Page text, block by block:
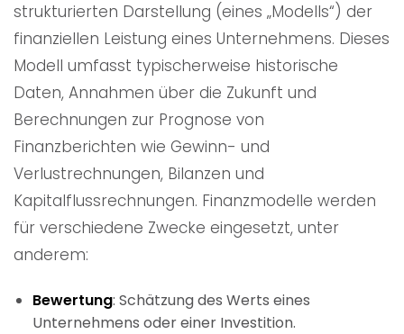
strukturierten Darstellung (eines „Modells“) der
finanziellen Leistung eines Unternehmens. Dieses
Modell umfasst typischerweise historische
Daten, Annahmen über die Zukunft und
Berechnungen zur Prognose von
Finanzberichten wie Gewinn- und
Verlustrechnungen, Bilanzen und
Kapitalflussrechnungen. Finanzmodelle werden
für verschiedene Zwecke eingesetzt, unter
anderem:
Bewertung: Schätzung des Werts eines
Unternehmens oder einer Investition.